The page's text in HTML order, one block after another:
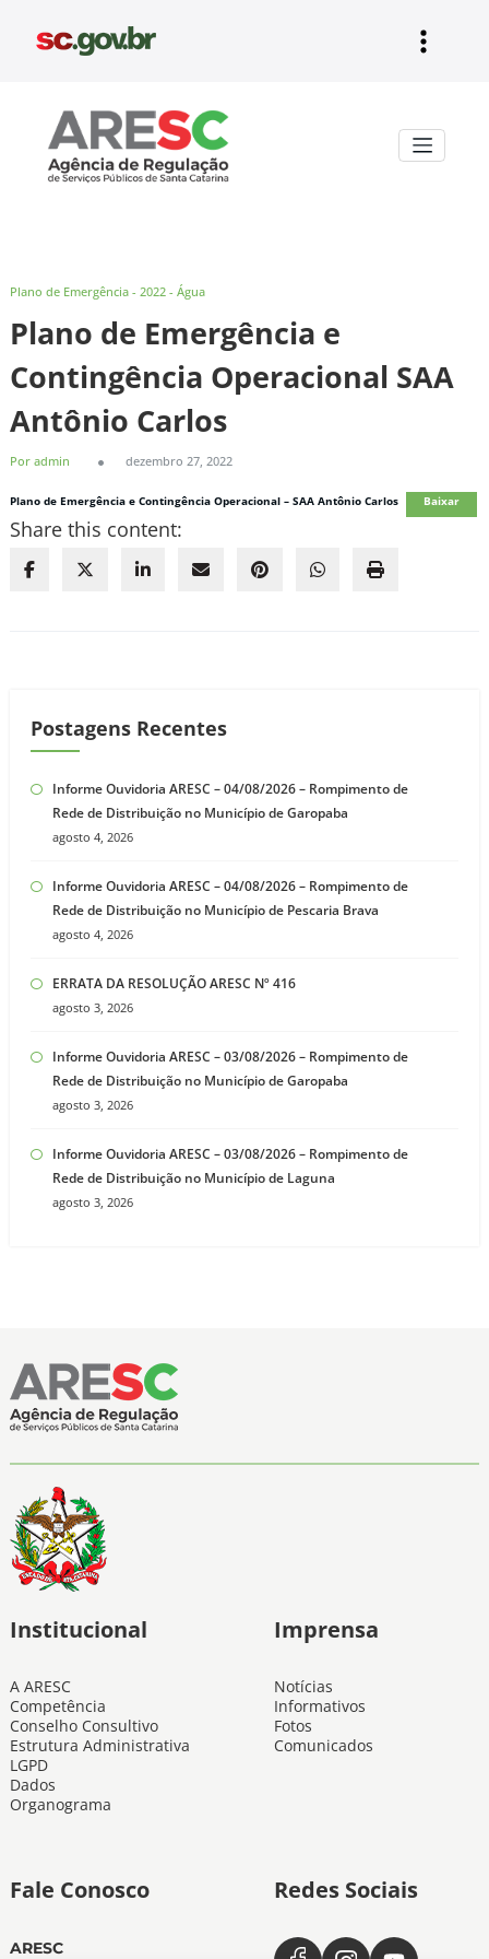
Plano de Emergência - 2022 - Água
Plano de Emergência e
Contingência Operacional SAA
Antônio Carlos
Por admin dezembro 27, 2022
Plano de Emergência e Contingência Operacional – SAA Antônio Carlos Baixar
Share this content:
Postagens Recentes
Informe Ouvidoria ARESC – 04/08/2026 – Rompimento de
Rede de Distribuição no Município de Garopaba
agosto 4, 2026
Informe Ouvidoria ARESC – 04/08/2026 – Rompimento de
Rede de Distribuição no Município de Pescaria Brava
agosto 4, 2026
ERRATA DA RESOLUÇÃO ARESC Nº 416
agosto 3, 2026
Informe Ouvidoria ARESC – 03/08/2026 – Rompimento de
Rede de Distribuição no Município de Garopaba
agosto 3, 2026
Informe Ouvidoria ARESC – 03/08/2026 – Rompimento de
Rede de Distribuição no Município de Laguna
agosto 3, 2026
Institucional
A ARESC
Competência
Conselho Consultivo
Estrutura Administrativa
LGPD
Dados
Organograma
Imprensa
Notícias
Informativos
Fotos
Comunicados
Fale Conosco
ARESC
Redes Sociais